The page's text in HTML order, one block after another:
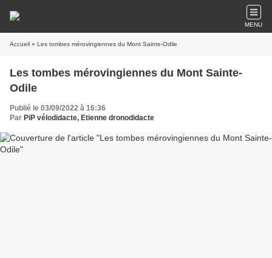
MENU
Accueil » Les tombes mérovingiennes du Mont Sainte-Odile
Les tombes mérovingiennes du Mont Sainte-
Odile
Publié le 03/09/2022 à 16:36
Par PiP vélodidacte, Etienne dronodidacte